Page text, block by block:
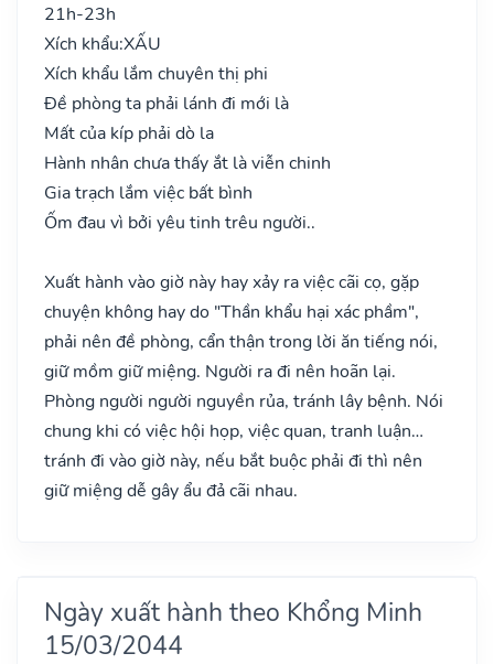
21h-23h
Xích khẩu:XẤU
Xích khẩu lắm chuyên thị phi
Đề phòng ta phải lánh đi mới là
Mất của kíp phải dò la
Hành nhân chưa thấy ắt là viễn chinh
Gia trạch lắm việc bất bình
Ốm đau vì bởi yêu tinh trêu người..
Xuất hành vào giờ này hay xảy ra việc cãi cọ, gặp
chuyện không hay do "Thần khẩu hại xác phầm",
phải nên đề phòng, cẩn thận trong lời ăn tiếng nói,
giữ mồm giữ miệng. Người ra đi nên hoãn lại.
Phòng người người nguyền rủa, tránh lây bệnh. Nói
chung khi có việc hội họp, việc quan, tranh luận…
tránh đi vào giờ này, nếu bắt buộc phải đi thì nên
giữ miệng dễ gây ẩu đả cãi nhau.
Ngày xuất hành theo Khổng Minh
15/03/2044